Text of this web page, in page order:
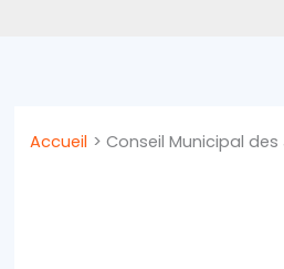
Accueil Conseil Municipal des